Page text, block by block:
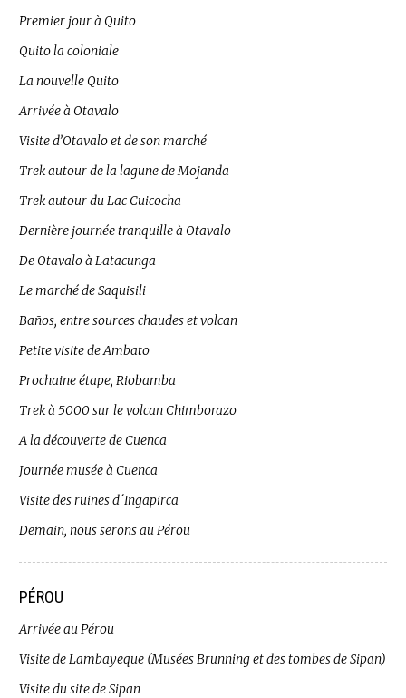
Premier jour à Quito
Quito la coloniale
La nouvelle Quito
Arrivée à Otavalo
Visite d’Otavalo et de son marché
Trek autour de la lagune de Mojanda
Trek autour du Lac Cuicocha
Dernière journée tranquille à Otavalo
De Otavalo à Latacunga
Le marché de Saquisili
Baños, entre sources chaudes et volcan
Petite visite de Ambato
Prochaine étape, Riobamba
Trek à 5000 sur le volcan Chimborazo
A la découverte de Cuenca
Journée musée à Cuenca
Visite des ruines d´Ingapirca
Demain, nous serons au Pérou
PÉROU
Arrivée au Pérou
Visite de Lambayeque (Musées Brunning et des tombes de Sipan)
Visite du site de Sipan